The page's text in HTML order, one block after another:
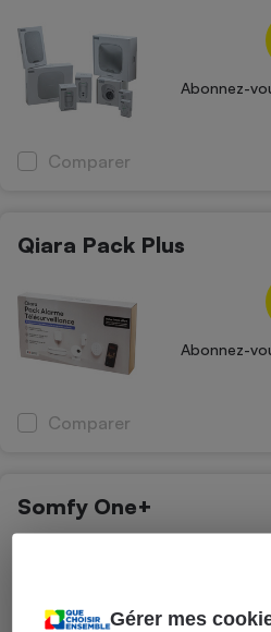
Gérer mes
Abonnez-
Comparer
Qiara Pack Plus
Abonnez-
Comparer
Somfy One+
Abonnez-